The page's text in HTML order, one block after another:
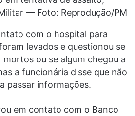
— Foto: Reprodução/PM
com o hospital para
levados e questionou se
ou se algum chegou a
a funcionária disse que não
passar informações.
em contato com o Banco